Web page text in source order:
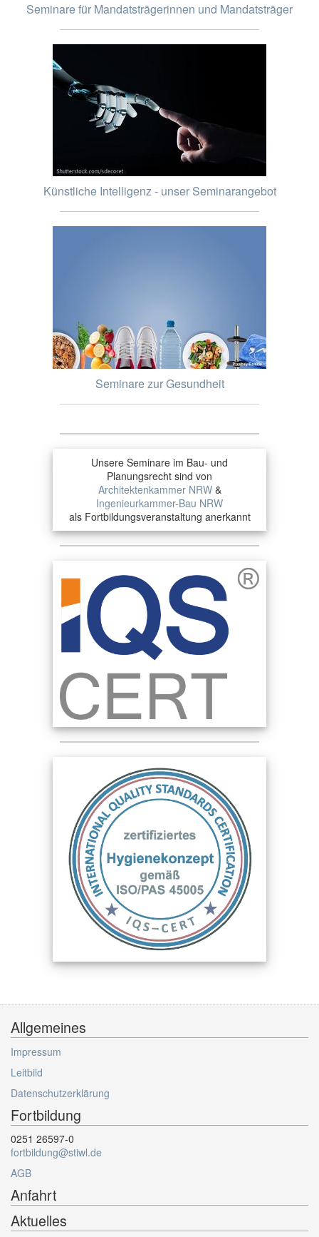
Seminare für Mandatsträgerinnen und Mandatsträger
Künstliche Intelligenz - unser Seminarangebot
Seminare zur Gesundheit
Unsere Seminare im Bau- und
Planungsrecht sind von
Architektenkammer NRW&
Ingenieurkammer-Bau NRW
als Fortbildungsveranstaltung anerkannt
Allgemeines
Impressum
Leitbild
Datenschutzerklärung
Fortbildung
0251 26597-0
fortbildung@stiwl.de
AGB
Anfahrt
Aktuelles